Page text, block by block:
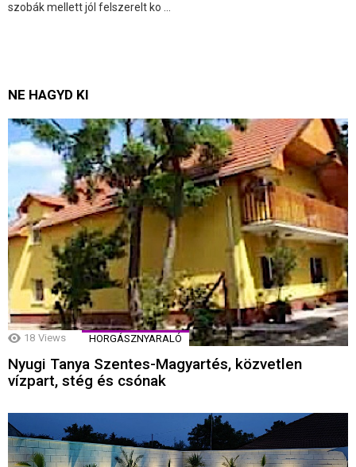
szobák mellett jól felszerelt ko ...
NE HAGYD KI
18 Views HORGÁSZNYARALÓ
Nyugi Tanya Szentes-Magyartés, közvetlen
vízpart, stég és csónak